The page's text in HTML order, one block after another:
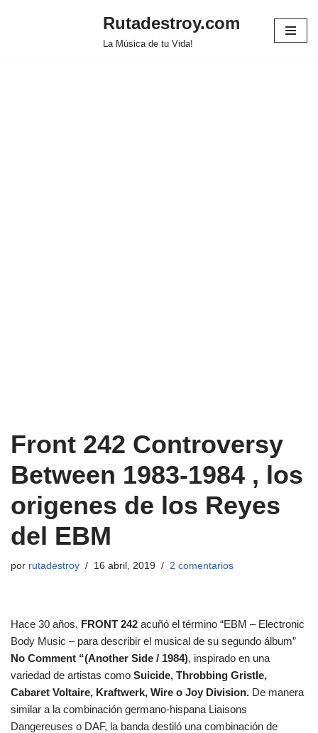
Rutadestroy.com
La Música de tu Vida!
Front 242 Controversy
Between 1983-1984 , los
origenes de los Reyes
del EBM
por rutadestroy 16 abril, 2019 2 comentarios
Hace 30 años, FRONT 242 acuñó el término “EBM – Electronic
Body Music – para describir el musical de su segundo álbum”
No Comment “(Another Side / 1984), inspirado en una
variedad de artistas como Suicide, Throbbing Gristle,
Cabaret Voltaire, Kraftwerk, Wire o Joy Division. De manera
similar a la combinación germano-hispana Liaisons
Dangereuses o DAF, la banda destiló una combinación de